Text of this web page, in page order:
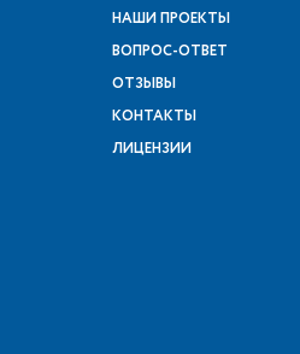
НАШИ ПРОЕКТЫ
ВОПРОС-ОТВЕТ
ОТЗЫВЫ
КОНТАКТЫ
ЛИЦЕНЗИИ